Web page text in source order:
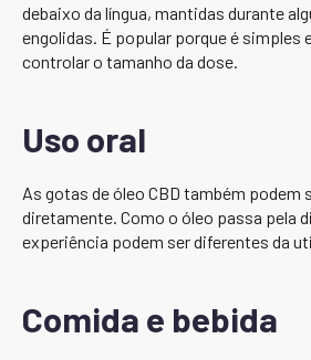
debaixo da língua, mantidas durante
engolidas. É popular porque é simples
controlar o tamanho da dose.
Uso oral
As gotas de óleo CBD também podem
diretamente. Como o óleo passa pela
experiência podem ser diferentes da
Comida e bebida